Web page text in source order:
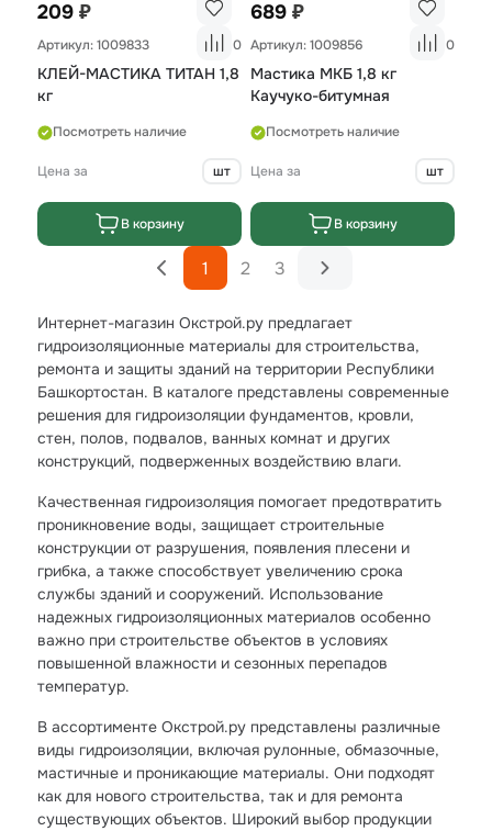
209 ₽
Артикул: 1009833 0
КЛЕЙ-МАСТИКА ТИТАН 1,8
кг
Посмотреть наличие
Цена за шт
В корзину
689 ₽
Артикул: 1009856 0
Мастика МКБ 1,8 кг
Каучуко-битумная
Посмотреть наличие
Цена за шт
В корзину
1 2 3
Интернет-магазин Окстрой.ру предлагает
гидроизоляционные материалы для строительства,
ремонта и защиты зданий на территории Республики
Башкортостан. В каталоге представлены современные
решения для гидроизоляции фундаментов, кровли,
стен, полов, подвалов, ванных комнат и других
конструкций, подверженных воздействию влаги.
Качественная гидроизоляция помогает предотвратить
проникновение воды, защищает строительные
конструкции от разрушения, появления плесени и
грибка, а также способствует увеличению срока
службы зданий и сооружений. Использование
надежных гидроизоляционных материалов особенно
важно при строительстве объектов в условиях
повышенной влажности и сезонных перепадов
температур.
В ассортименте Окстрой.ру представлены различные
виды гидроизоляции, включая рулонные, обмазочные,
мастичные и проникающие материалы. Они подходят
как для нового строительства, так и для ремонта
существующих объектов. Широкий выбор продукции